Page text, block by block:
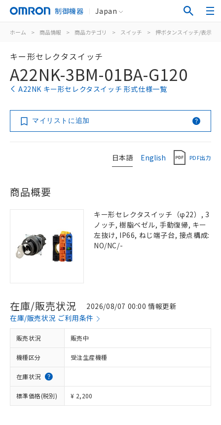
制御機器 Japan
ホーム > 商品情報 > 商品カテゴリ > スイッチ > 押ボタンスイッチ/表示灯
キー形セレクタスイッチ
A22NK-3BM-01BA-G120
A22NK キー形セレクタスイッチ 形式仕様一覧
マイリストに追加
日本語 English PDF出力
商品概要
キー形セレクタスイッチ（φ22）, 3
ノッチ, 樹脂ベゼル, 手動復帰, キー
左抜け, IP66, ねじ端子台, 接点構成:
NO/NC/-
在庫/販売状況
2026/08/07 00:00 情報更新
在庫/販売状況 ご利用条件
販売状況 販売中
機種区分 受注生産機種
在庫状況
標準価格(税別) ¥ 2,200